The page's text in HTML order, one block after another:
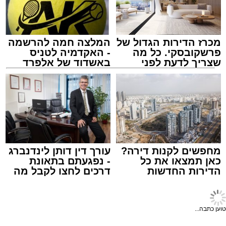
שליוו את המעמד בשירה וברגש.
גאב"ד אשדוד עדיין זקוק לרחמי שמיים לרפואה
שלמה. שמו לתפילה: רבי ישראל בונם בן חיה
רויזא.
מעוניינים להגיב? לדווח ? צרו איתנו קשר במייל -
ASHDODS@ISNET.CO.IL
אילוסטרציה מעצר חשוד
מערכת האתר / 12:01 10.08.26
מכרז הדירות הגדול של
פרשקובסקי. כל מה
שמגישים הצעה לדירה
באשדוד
המלצה חמה להרשמה
- האקדמיה לטניס
באשדוד של אלפרד
קריאולנסקי - לילדים
מחפשים לקנות דירה?
הדירות החדשות
למכירה באשדוד >>>
עורך דין דותן לינדנברג